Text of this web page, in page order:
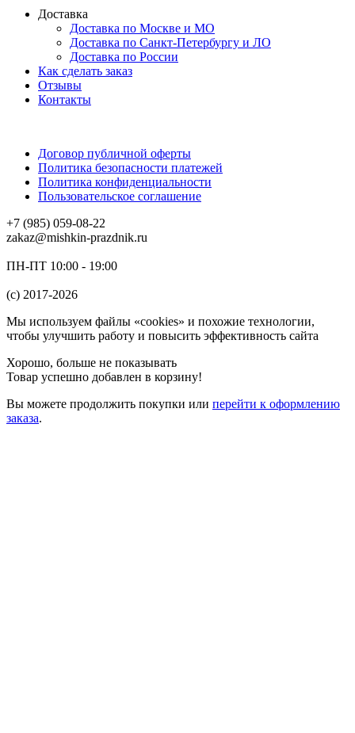
Доставка
Доставка по Москве и МО
Доставка по Санкт-Петербургу и ЛО
Доставка по России
Как сделать заказ
Отзывы
Контакты
Договор публичной оферты
Политика безопасности платежей
Политика конфиденциальности
Пользовательское соглашение
+7 (985) 059-08-22
zakaz@mishkin-prazdnik.ru
ПН-ПТ 10:00 - 19:00
(c) 2017-2026
Мы используем файлы «cookies» и похожие технологии,
чтобы улучшить работу и повысить эффективность сайта
Хорошо, больше не показывать
Товар успешно добавлен в корзину!
Вы можете продолжить покупки или перейти к оформлению
заказа.